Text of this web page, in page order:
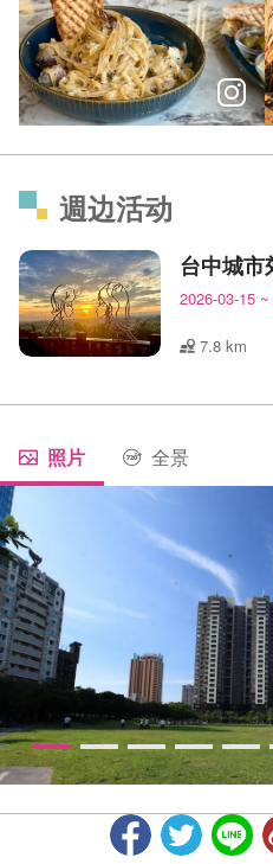
週边活动
2026-03-15 ~
7.8 km
照片 全景